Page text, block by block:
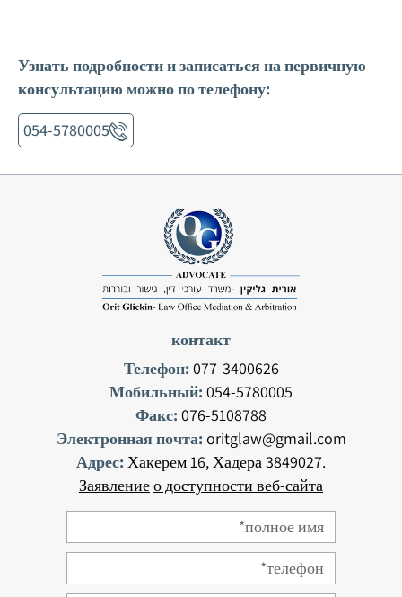
Узнать подробности и записаться на первичную
консультацию можно по телефону:
054-5780005
контакт
Телефон: 077-3400626
Мобильный: 054-5780005
Факс: 076-5108788
Электронная почта: oritglaw@gmail.com
Адрес: Хакерем 16, Хадера 3849027.
Заявлениео доступности веб-сайта